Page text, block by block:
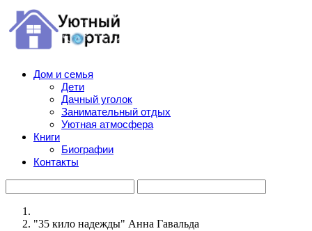
Дом и семья
Дети
Дачный уголок
Занимательный отдых
Уютная атмосфера
Книги
Биографии
Контакты
"35 кило надежды" Анна Гавальда